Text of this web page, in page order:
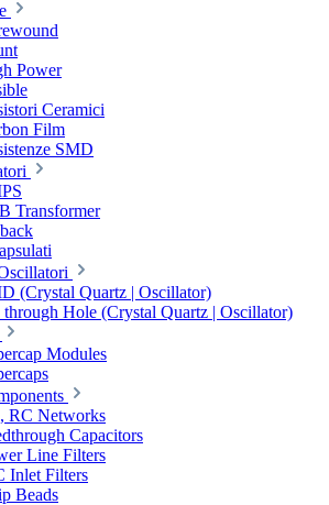
Power
Ceramici
Film
SMD
Transformer
(Crystal Quartz | Oscillator)
through Hole (Crystal Quartz | Oscillator)
Modules
RC Networks
Capacitors
Line Filters
Inlet Filters
Beads